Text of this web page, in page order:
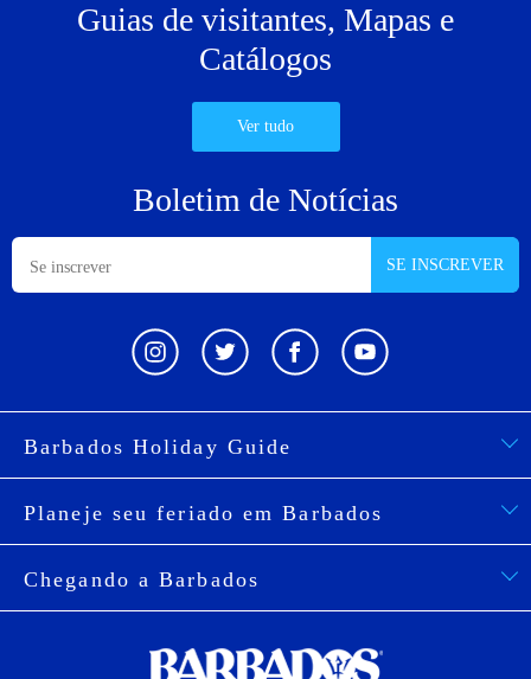
Guias de visitantes, Mapas e
Catálogos
Ver tudo
Boletim de Notícias
SE INSCREVER
Barbados Holiday Guide
Planeje seu feriado em Barbados
Chegando a Barbados